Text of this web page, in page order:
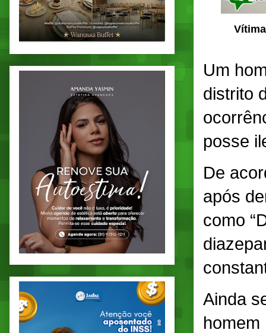
Um
distrito
posse
De
após
como
Ainda
homem